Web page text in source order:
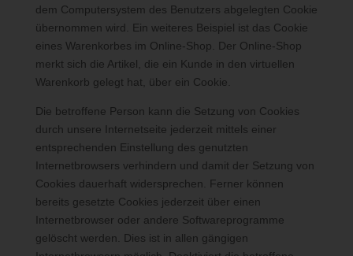
dem Computersystem des Benutzers abgelegten Cookie
übernommen wird. Ein weiteres Beispiel ist das Cookie
eines Warenkorbes im Online-Shop. Der Online-Shop
merkt sich die Artikel, die ein Kunde in den virtuellen
Warenkorb gelegt hat, über ein Cookie.
Die betroffene Person kann die Setzung von Cookies
durch unsere Internetseite jederzeit mittels einer
entsprechenden Einstellung des genutzten
Internetbrowsers verhindern und damit der Setzung von
Cookies dauerhaft widersprechen. Ferner können
bereits gesetzte Cookies jederzeit über einen
Internetbrowser oder andere Softwareprogramme
gelöscht werden. Dies ist in allen gängigen
Bei der Nutzung dieser allgemeinen Daten und Informationen
ziehen wird keine Rückschlüsse auf die betroffene Person.
Diese Informationen werden vielmehr benötigt, um (1) die
Inhalte unserer Internetseite korrekt auszuliefern, (2) die Inhalte
unserer Internetseite sowie die Werbung für diese zu
informationstechnologischen Systeme und der Technik unserer
Internetseite zu gewährleisten sowie (4) um
Strafverfolgungsbehörden im Falle eines Cyberangriffes die zur
Strafverfolgung notwendigen Informationen bereitzustellen.
Diese anonym erhobenen Daten und Informationen werden
durch uns daher einerseits statistisch und ferner mit dem Ziel
ausgewertet, den Datenschutz und die Datensicherheit in
unserem Unternehmen zu erhöhen, um letztlich ein optimales